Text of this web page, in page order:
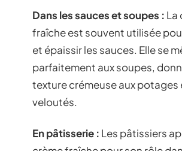
Dans les sauces et soupes : La
fraîche est souvent utilisée
et épaissir les sauces. Elle se
parfaitement aux soupes,
texture crémeuse aux potages
veloutés.
En pâtisserie : Les pâtissiers